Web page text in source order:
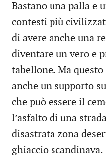
Bastano una palla e
contesti più
di avere anche una
diventare un vero e
tabellone. Ma
anche un supporto
che può essere il
l’asfalto di una
disastrata zona
ghiaccio scandinava.